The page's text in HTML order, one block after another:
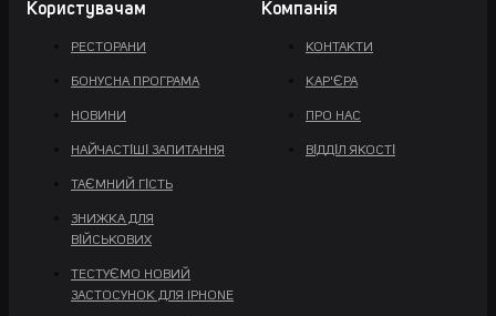
Користувачам
РЕСТОРАНИ
БОНУСНА ПРОГРАМА
НОВИНИ
НАЙЧАСТІШІ ЗАПИТАННЯ
ТАЄМНИЙ ГІСТЬ
ЗНИЖКА ДЛЯ
ВІЙСЬКОВИХ
ТЕСТУЄМО НОВИЙ
ЗАСТОСУНОК ДЛЯ IPHONE
Компанія
КОНТАКТИ
КАР'ЄРА
ПРО НАС
ВІДДІЛ ЯКОСТІ